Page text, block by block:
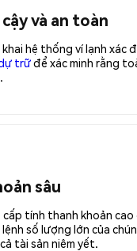
và an toàn
khai hệ thống ví lạnh xác
trữđể xác minh rằng
sâu
cấp tính thanh khoản
số lượng lớn của
tài sản niêm yết.